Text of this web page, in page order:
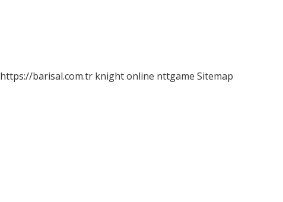
https://barisal.com.tr knight online nttgame Sitemap